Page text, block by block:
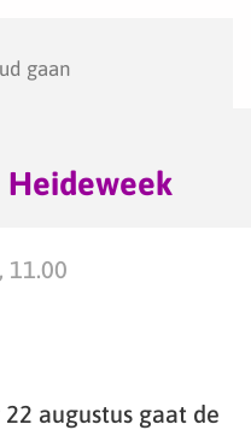
gaan
11.00
augustus gaat de